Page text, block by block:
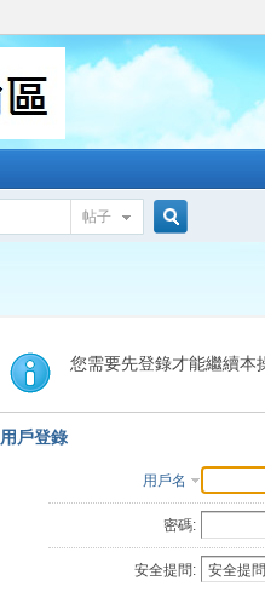
帖子
索
您需要先登錄才能繼續本
用戶登錄
用戶名
密碼:
安全提問: